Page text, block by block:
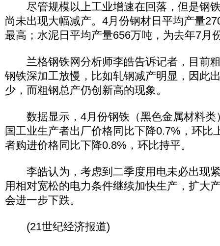
尽管规模以上工业增速在回落，但是钢
尚未出现大幅减产。4月份钢材日平均产量
最高；水泥日平均产量656万吨，为去年7月
兰格钢铁网分析师李皓告诉记者，目前
钢铁深加工放慢，比如轧钢减产明显，因此
少，而粗钢总产仍创新高的现象。
数据显示，4月份钢铁（黑色金属材料类
国工业生产者出厂价格同比下降0.7%，环比
者购进价格同比下降0.8%，环比持平。
李皓认为，考虑到二季度用电未必出现
用相对宽松的电力条件继续加快生产，扩大
会进一步下跌。
(21世纪经济报道)